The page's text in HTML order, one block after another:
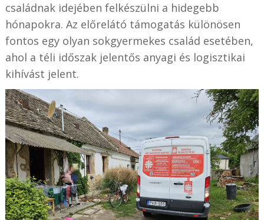
családnak idejében felkészülni a hidegebb
hónapokra. Az előrelátó támogatás különösen
fontos egy olyan sokgyermekes család esetében,
ahol a téli időszak jelentős anyagi és logisztikai
kihívást jelent.